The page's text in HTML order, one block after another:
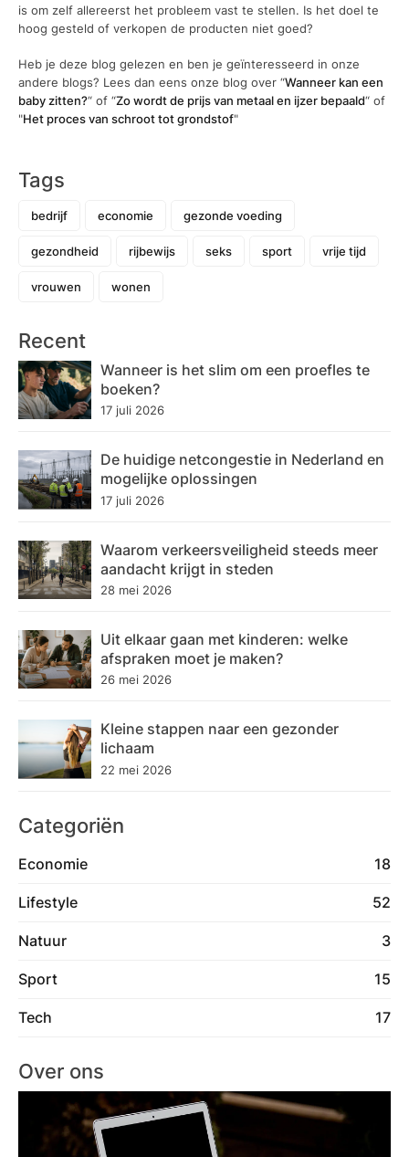
is om zelf allereerst het probleem vast te stellen. Is het doel te
hoog gesteld of verkopen de producten niet goed?
Heb je deze blog gelezen en ben je geïnteresseerd in onze
andere blogs? Lees dan eens onze blog over “Wanneer kan een
baby zitten?“ of “Zo wordt de prijs van metaal en ijzer bepaald“ of
"Het proces van schroot tot grondstof"
Tags
bedrijf economie gezonde voeding
gezondheid rijbewijs seks sport vrije tijd
vrouwen wonen
Recent
Wanneer is het slim om een proefles te
boeken?
17 juli 2026
De huidige netcongestie in Nederland en
mogelijke oplossingen
17 juli 2026
Waarom verkeersveiligheid steeds meer
aandacht krijgt in steden
28 mei 2026
Uit elkaar gaan met kinderen: welke
afspraken moet je maken?
26 mei 2026
Kleine stappen naar een gezonder
lichaam
22 mei 2026
Categoriën
Economie 18
Lifestyle 52
Natuur 3
Sport 15
Tech 17
Over ons